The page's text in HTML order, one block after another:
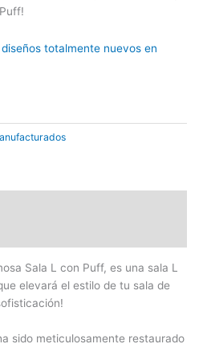
totalmente nuevos en
Sala L con Puff, es una sala L
elevará el estilo de tu sala de
sido meticulosamente restaurado